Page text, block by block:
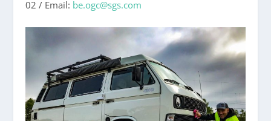
02 / Email: be.ogc@sgs.com